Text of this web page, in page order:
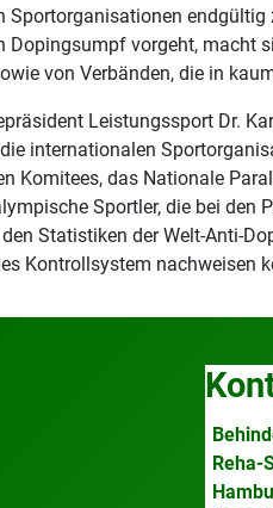
Sportorganisationen endgültig
Dopingsumpf vorgeht, macht
von Verbänden, die in
Leistungssport Dr.
internationalen
Komitees, das Nationale
Sportler, die bei
Statistiken der Welt-Anti-
Kontrollsystem nachweisen
Reha-